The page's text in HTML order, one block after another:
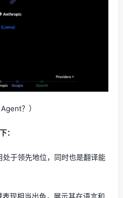
？）
：
于领先地位，同时也是翻译能